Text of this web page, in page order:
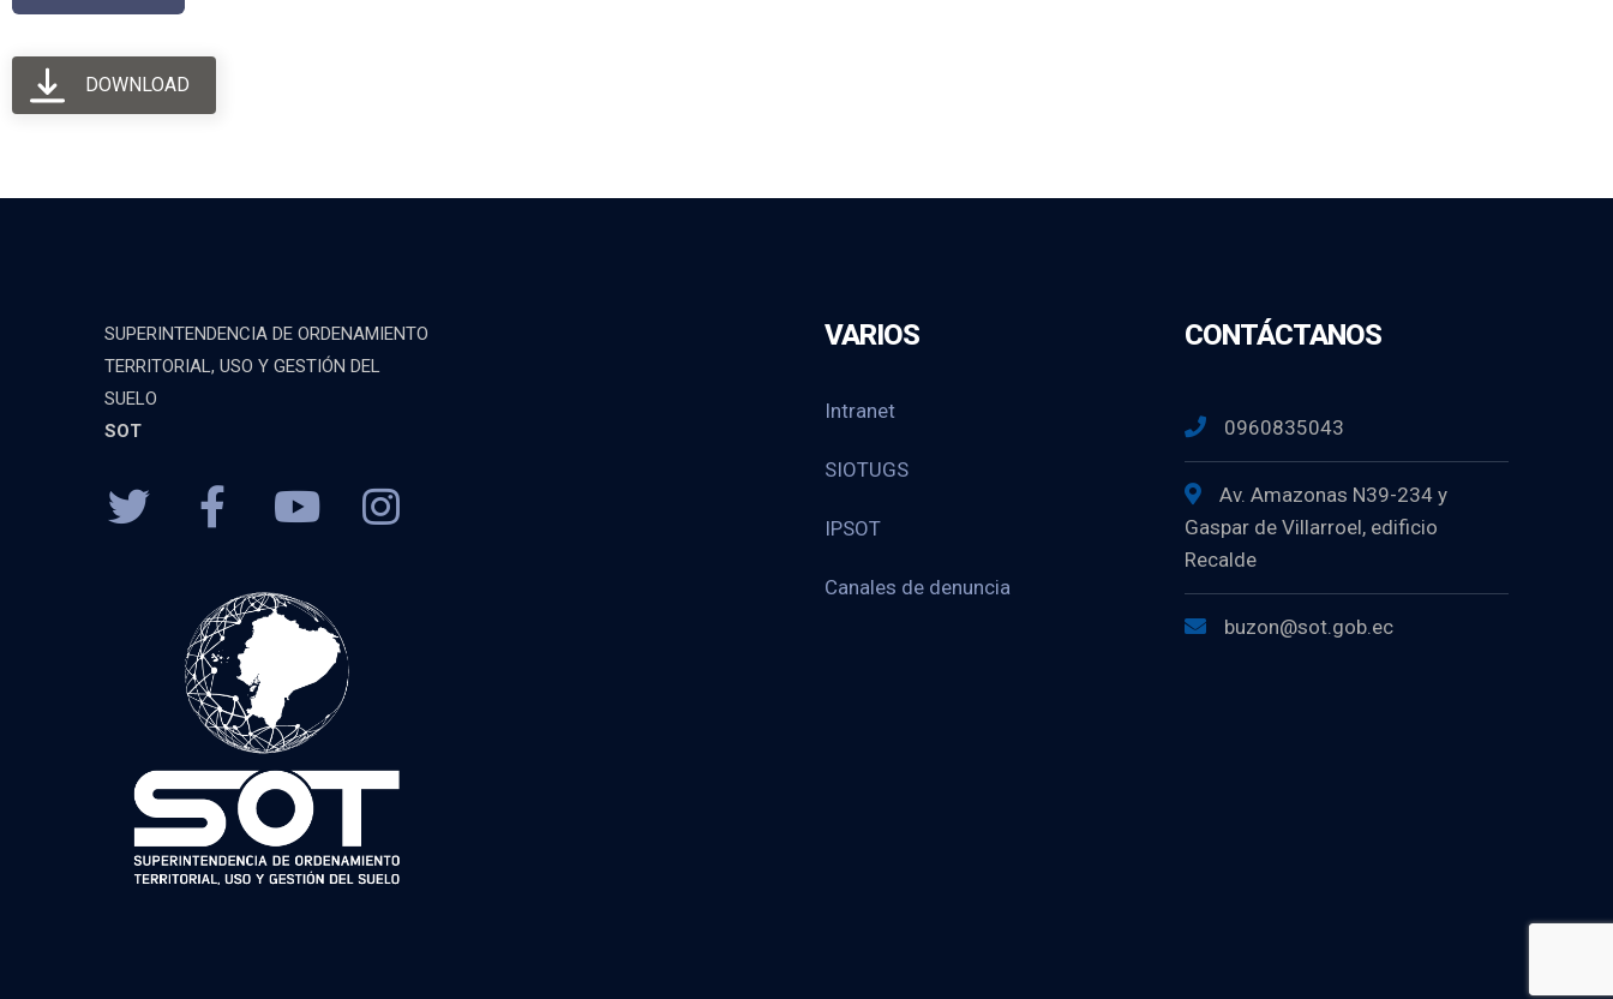
DOWNLOAD
SUPERINTENDENCIA DE ORDENAMIENTO
TERRITORIAL, USO Y GESTIÓN DEL
SUELO
SOT
VARIOS
Intranet
SIOTUGS
IPSOT
Canales de denuncia
CONTÁCTANOS
0960835043
Av. Amazonas N39-234 y
Gaspar de Villarroel, edificio
Recalde
buzon@sot.gob.ec